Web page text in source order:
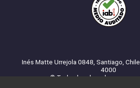
Inés Matte Urrejola 0848, Santiago,
4000
© Todos los derechos